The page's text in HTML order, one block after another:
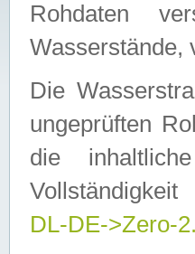
Rohdaten
Wasserstände,
Die
ungeprüften
die
DL-DE->Zero-